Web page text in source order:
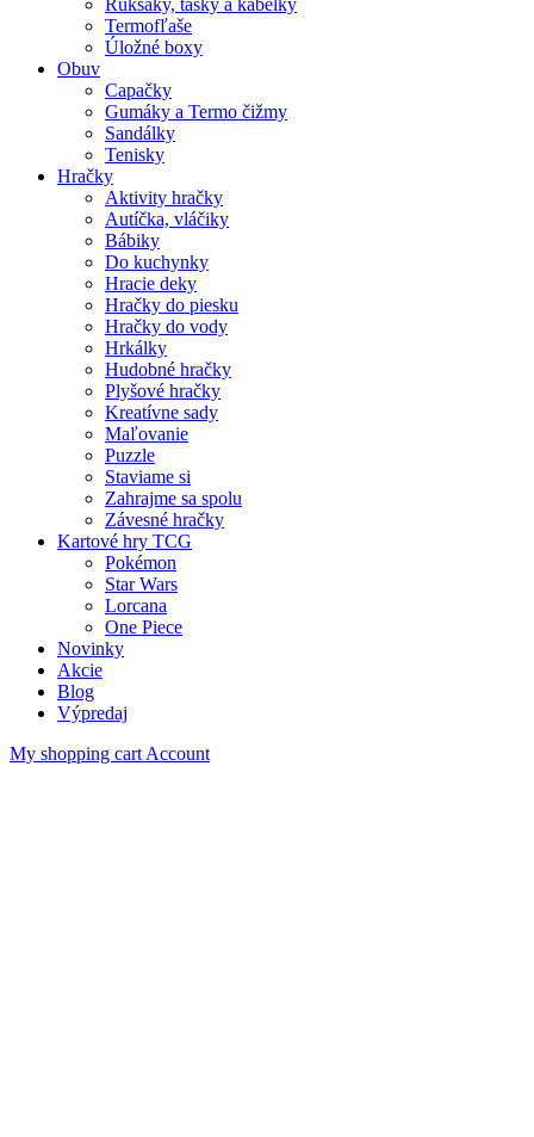
Termofľaše
Úložné boxy
Obuv
Capačky
Gumáky a Termo čižmy
Sandálky
Tenisky
Hračky
Aktivity hračky
Autíčka, vláčiky
Bábiky
Do kuchynky
Hracie deky
Hračky do piesku
Hračky do vody
Hrkálky
Hudobné hračky
Plyšové hračky
Kreatívne sady
Maľovanie
Puzzle
Staviame si
Zahrajme sa spolu
Závesné hračky
Kartové hry TCG
Pokémon
Star Wars
Lorcana
One Piece
Novinky
Akcie
Blog
Výpredaj
My shopping cart Account